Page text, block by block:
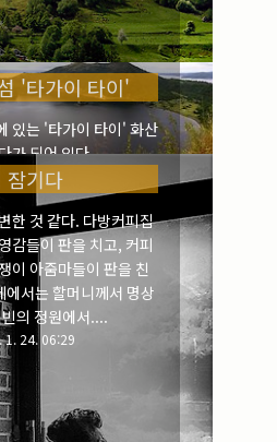
'타가이 타이'
있는 '타가이 타이' 화산
가 되어 있다.
1. 27. 17:54
잠기다
한 것 같다. 다방커피집
감들이 판을 치고, 커피
이 아줌마들이 판을 친
에서는 할머니께서 명상
의 정원에서....
1. 24. 06:29